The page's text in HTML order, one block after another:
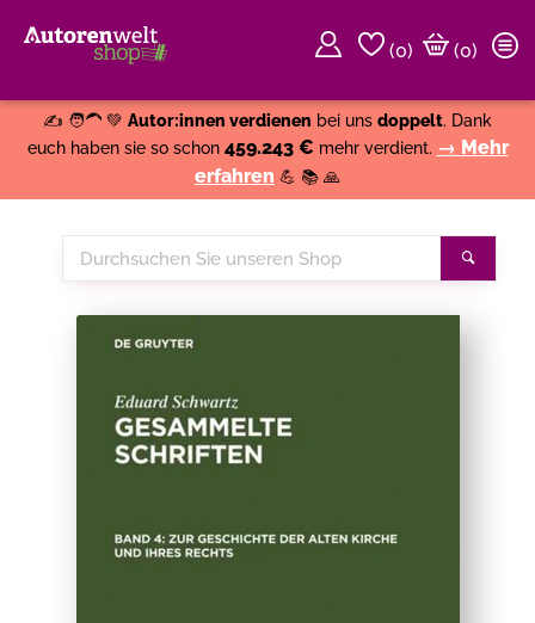
(0)
(0)
✍️ 🧑‍🦱 💚 Autor:innen verdienen bei uns doppelt. Dank
euch haben sie so schon 459.243 € mehr verdient. → Mehr
erfahren 💪 📚 🙏
Durchsuchen
Sie